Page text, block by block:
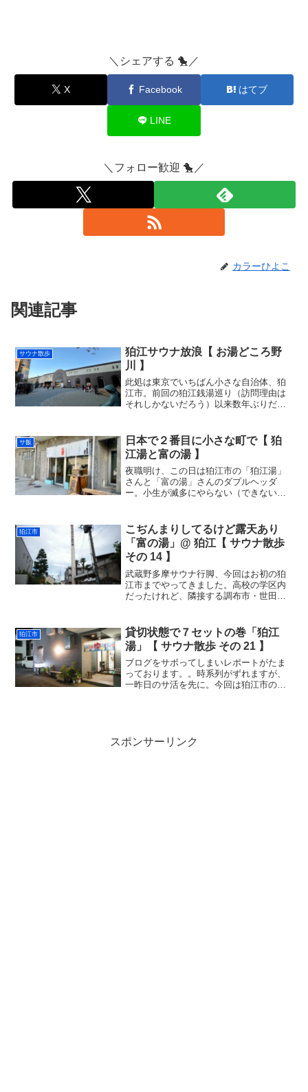
＼シェアする 🐤／
X Facebook はてブ
LINE
＼フォロー歓迎 🐤／
カラーひよこ
関連記事
サウナ散歩
狛江サウナ放浪【 お湯どころ野
川 】
此処は東京でいちばん小さな自治体、狛
江市。前回の狛江銭湯巡り（訪問理由は
それしかないだろう）以来数年ぶりだと
出できずでそろそろ発狂し始めていたと
ころ、日中の子守りがキャ...
サ飯
日本で２番目に小さな町で【 狛
江湯と富の湯 】
夜職明け、この日は狛江市の「狛江湯」
さんと「富の湯」さんのダブルヘッダ
ー。小生が滅多にやらない（できない）
の日は詰め込み過ぎた（笑。。前回の狛
江行の「お湯どころ野川」さ...
狛江市
こぢんまりしてるけど露天あり
「富の湯」@ 狛江【 サウナ散歩
その 14 】
武蔵野多摩サウナ行脚、今回はお初の狛
江市までやってきました。高校の学区内
だったけれど、隣接する調布市・世田谷
市ですが最寄駅は調布市の国領駅。上の
写真、立派な煙突の手前に...
狛江市
貸切状態で７セットの巻「狛江
湯」【 サウナ散歩 その 21 】
ブログをサボってしまいレポートがたま
っております。。時系列がずれますが、
一昨日のサ活を先に。今回は狛江市の
スポンサーリンク